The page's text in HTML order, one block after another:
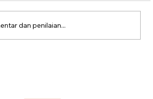
Jenderal Moestopo
dan penilaian...